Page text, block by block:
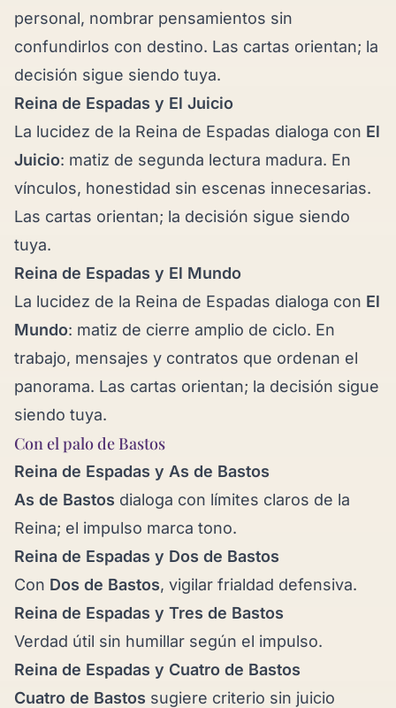
personal, nombrar pensamientos sin
confundirlos con destino. Las cartas orientan; la
decisión sigue siendo tuya.
Reina de Espadas y El Juicio
La lucidez de la Reina de Espadas dialoga con El
Juicio: matiz de segunda lectura madura. En
vínculos, honestidad sin escenas innecesarias.
Las cartas orientan; la decisión sigue siendo
tuya.
Reina de Espadas y El Mundo
La lucidez de la Reina de Espadas dialoga con El
Mundo: matiz de cierre amplio de ciclo. En
trabajo, mensajes y contratos que ordenan el
panorama. Las cartas orientan; la decisión sigue
siendo tuya.
Con el palo de Bastos
Reina de Espadas y As de Bastos
As de Bastos dialoga con límites claros de la
Reina; el impulso marca tono.
Reina de Espadas y Dos de Bastos
Con Dos de Bastos, vigilar frialdad defensiva.
Reina de Espadas y Tres de Bastos
Verdad útil sin humillar según el impulso.
Reina de Espadas y Cuatro de Bastos
Cuatro de Bastos sugiere criterio sin juicio